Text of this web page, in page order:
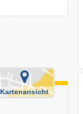
Kartenansicht